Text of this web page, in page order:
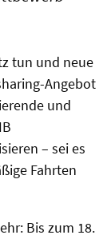
tun und neue
Angebot
und
– sei es
Fahrten
Bis zum 18.